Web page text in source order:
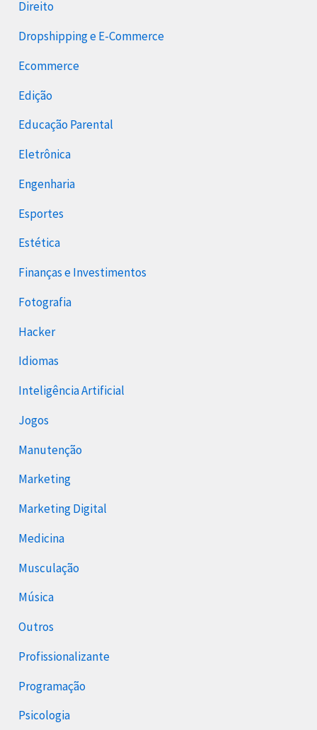
Direito
Dropshipping e E-Commerce
Ecommerce
Edição
Educação Parental
Eletrônica
Engenharia
Esportes
Estética
Finanças e Investimentos
Fotografia
Hacker
Idiomas
Inteligência Artificial
Jogos
Manutenção
Marketing
Marketing Digital
Medicina
Musculação
Música
Outros
Profissionalizante
Programação
Psicologia